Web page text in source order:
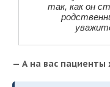
так, как он
— А на вас пациенты